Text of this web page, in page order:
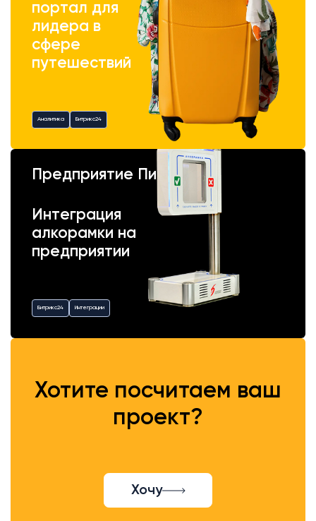
портал для
лидера в
сфере
путешествий
Аналитика Битрикс24
Предприятие Пик
Интеграция
алкорамки на
предприятии
Битрикс24 Интеграции
Хотите посчитаем ваш
проект?
Хочу